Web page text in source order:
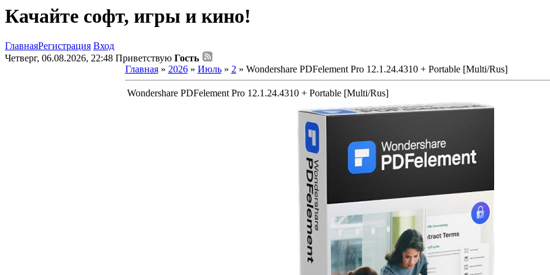
Качайте софт, игры и кино!
ГлавнаяРегистрация Вход
Четверг, 06.08.2026, 22:48 Приветствую Гость
Главная» 2026 » Июль » 2» Wondershare PDFelement Pro 12.1.24.4310 + Portable [Multi/Rus]
Wondershare PDFelement Pro 12.1.24.4310 + Portable [Multi/Rus]